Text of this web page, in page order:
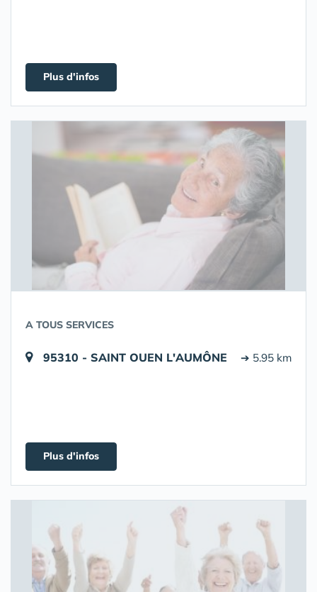
Plus d'infos
A TOUS SERVICES
95310 - SAINT OUEN L'AUMÔNE ➔ 5.95 km
Plus d'infos